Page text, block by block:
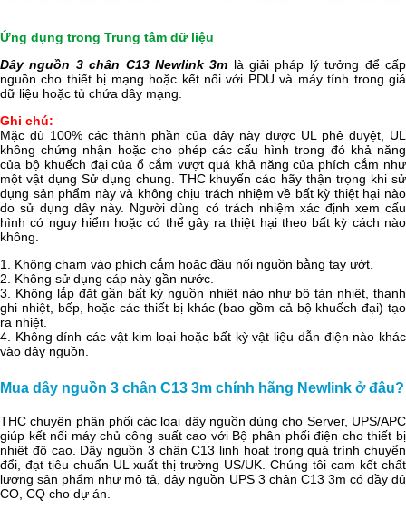
Ứng dụng trong Trung tâm dữ liệu
Dây nguồn 3 chân C13 Newlink 3m là giải pháp lý tưởng để cấp
nguồn cho thiết bị mạng hoặc kết nối với PDU và máy tính trong giá
dữ liệu hoặc tủ chứa dây mạng.
Ghi chú:
Mặc dù 100% các thành phần của dây này được UL phê duyệt, UL
không chứng nhận hoặc cho phép các cấu hình trong đó khả năng
của bộ khuếch đại của ổ cắm vượt quá khả năng của phích cắm như
một vật dụng Sử dụng chung. THC khuyến cáo hãy thận trọng khi sử
dụng sản phẩm này và không chịu trách nhiệm về bất kỳ thiệt hại nào
do sử dụng dây này. Người dùng có trách nhiệm xác định xem cấu
hình có nguy hiểm hoặc có thể gây ra thiệt hại theo bất kỳ cách nào
không.
1. Không chạm vào phích cắm hoặc đầu nối nguồn bằng tay ướt.
2. Không sử dụng cáp này gần nước.
3. Không lắp đặt gần bất kỳ nguồn nhiệt nào như bộ tản nhiệt, thanh
ghi nhiệt, bếp, hoặc các thiết bị khác (bao gồm cả bộ khuếch đại) tạo
ra nhiệt.
4. Không dính các vật kim loại hoặc bất kỳ vật liệu dẫn điện nào khác
vào dây nguồn.
Mua dây nguồn 3 chân C13 3m chính hãng Newlink ở đâu?
THC chuyên phân phối các loại dây nguồn dùng cho Server, UPS/APC
giúp kết nối máy chủ công suất cao với Bộ phân phối điện cho thiết bị
nhiệt độ cao. Dây nguồn 3 chân C13 linh hoạt trong quá trình chuyển
đổi, đạt tiêu chuẩn UL xuất thị trường US/UK. Chúng tôi cam kết chất
lượng sản phẩm như mô tả, dây nguồn UPS 3 chân C13 3m có đầy đủ
CO, CQ cho dự án.